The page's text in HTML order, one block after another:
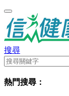
搜尋
熱門搜尋：